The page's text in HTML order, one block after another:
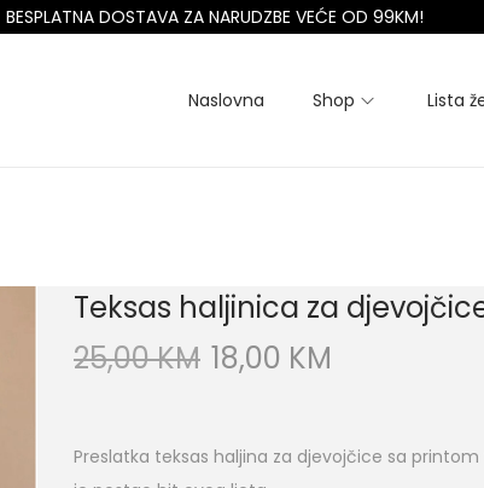
BESPLATNA DOSTAVA ZA NARUDZBE VEĆE OD 99KM!
Naslovna Shop Lista
Teksas haljinica za
25,00KM 18,00 KM
Preslatka teksas haljina za djevojčice sa printom